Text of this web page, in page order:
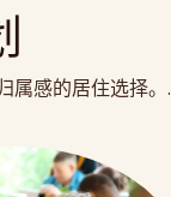
属感的居住选择。.